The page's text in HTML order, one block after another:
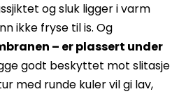
og sluk ligger i varm
ikke fryse til is. Og
– er plassert under
godt beskyttet mot slitasje
med runde kuler vil gi lav,